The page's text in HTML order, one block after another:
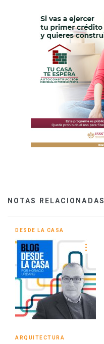
NOTAS RELACIONADAS
DESDE LA CASA
ARQUITECTURA